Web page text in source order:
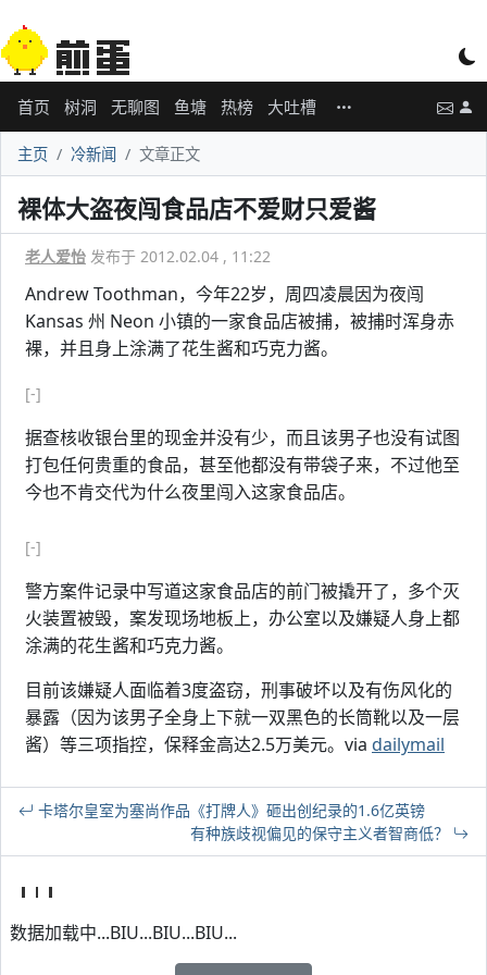
首页 树洞 无聊图 鱼塘 热榜 大吐槽
主页 冷新闻 文章正文
裸体大盗夜闯食品店不爱财只爱酱
老人爱怡 发布于 2012.02.04 , 11:22
Andrew Toothman，今年22岁，周四凌晨因为夜闯
Kansas 州 Neon 小镇的一家食品店被捕，被捕时浑身赤
裸，并且身上涂满了花生酱和巧克力酱。
[-]
据查核收银台里的现金并没有少，而且该男子也没有试图
打包任何贵重的食品，甚至他都没有带袋子来，不过他至
今也不肯交代为什么夜里闯入这家食品店。
[-]
警方案件记录中写道这家食品店的前门被撬开了，多个灭
火装置被毁，案发现场地板上，办公室以及嫌疑人身上都
涂满的花生酱和巧克力酱。
目前该嫌疑人面临着3度盗窃，刑事破坏以及有伤风化的
暴露（因为该男子全身上下就一双黑色的长筒靴以及一层
酱）等三项指控，保释金高达2.5万美元。via dailymail
卡塔尔皇室为塞尚作品《打牌人》砸出创纪录的1.6亿英镑
有种族歧视偏见的保守主义者智商低？
数据加载中...BIU...BIU...BIU...